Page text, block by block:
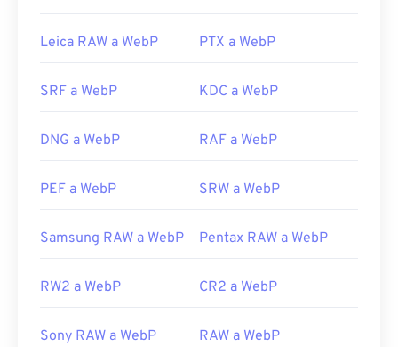
IrfanView,el Visor de Fotos de Windows
complementos para abrir WebP.
Lanzamiento inicial:
septiembre de 2010
compresión WebP
Utilice nuestro
Selector de color para elegir
Leica RAW a WebP PTX a WebP
SRF a WebP KDC a WebP
DNG a WebP RAF a WebP
PEF a WebP SRW a WebP
Samsung RAW a WebP Pentax RAW a WebP
RW2 a WebP CR2 a WebP
Sony RAW a WebP RAW a WebP